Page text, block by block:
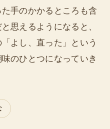
手のかかるところも含
思えるようになると、
よし、直った」という
のひとつになっていき